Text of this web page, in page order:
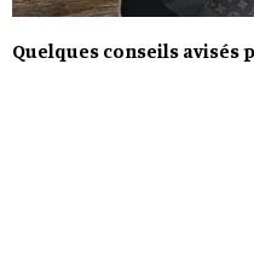
Quelques conseils avisés